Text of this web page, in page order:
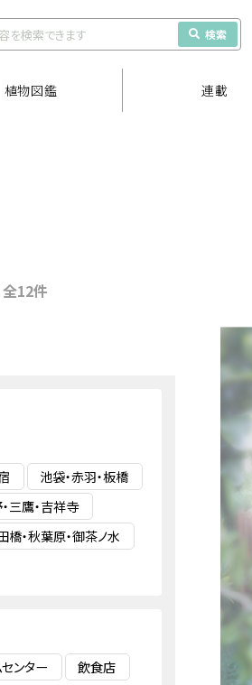
検索
植物図鑑 連載
12件
池袋・赤羽・板橋
三鷹・吉祥寺
橋・秋葉原・御茶ノ水
ンター
飲食店